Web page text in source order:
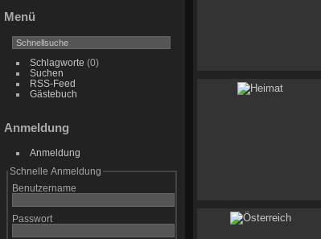
Menü
Schlagworte (0)
Suchen
RSS-Feed
Gästebuch
Anmeldung
Anmeldung
Schnelle Anmeldung
Benutzername
Passwort